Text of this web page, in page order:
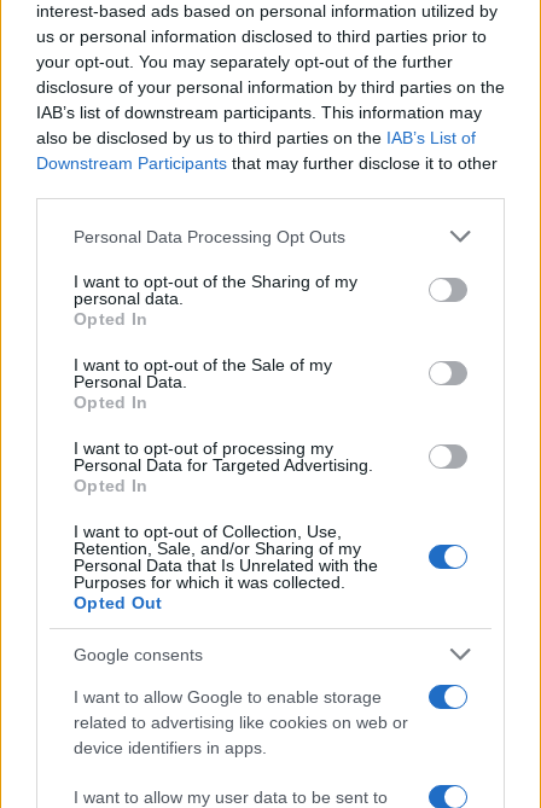
interest-based ads based on personal information utilized by
us or personal information disclosed to third parties prior to
your opt-out. You may separately opt-out of the further
disclosure of your personal information by third parties on the
IAB’s list of downstream participants. This information may
also be disclosed by us to third parties on the IAB’s List of
Downstream Participants that may further disclose it to other
Please note that this website/app uses one or more Google
not limited to your visit or usage behaviour. You may click to
grant or deny consent to Google and its third-party tags to
use your data for below specified purposes in below Google
consent section.
Personal Data Processing Opt Outs
I want to opt-out of the Sharing of my
personal data.
Opted In
I want to opt-out of the Sale of my
Personal Data.
Opted In
I want to opt-out of processing my
Personal Data for Targeted Advertising.
Opted In
I want to opt-out of Collection, Use,
Retention, Sale, and/or Sharing of my
Personal Data that Is Unrelated with the
Purposes for which it was collected.
Opted Out
Google consents
I want to allow Google to enable storage
related to advertising like cookies on web or
device identifiers in apps.
I want to allow my user data to be sent to
El empresario José Elías revela sus estrategias de contratación
y aspira al Barça
Lucía Herrera · 5 Ago 2026
INVERSIONES
Precios de la vivienda en Madrid y Barcelona: qué barrios
están experimentando mayores subidas